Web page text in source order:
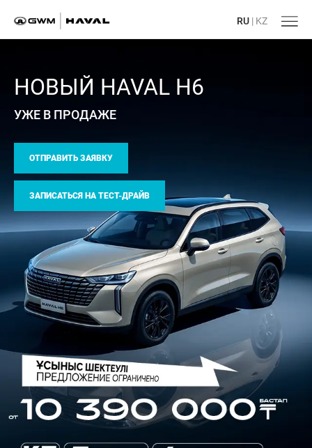
RU | KZ
НОВЫЙ HAVAL H6
УЖЕ В ПРОДАЖЕ
ОТПРАВИТЬ ЗАЯВКУ
ЗАПИСАТЬСЯ НА ТЕСТ-ДРАЙВ